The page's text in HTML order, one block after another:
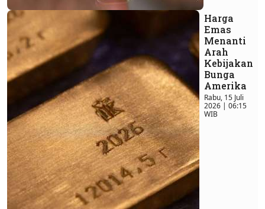
Harga
Emas
Menanti
Arah
Kebijakan
Bunga
Amerika
Rabu, 15 Juli
2026 | 06:15
WIB